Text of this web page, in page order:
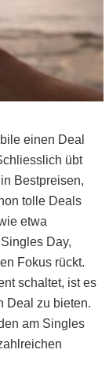
einen Deal
übt
Bestpreisen,
tolle Deals
etwa
Day,
Fokus rückt.
schaltet, ist es
Deal zu bieten.
am Singles